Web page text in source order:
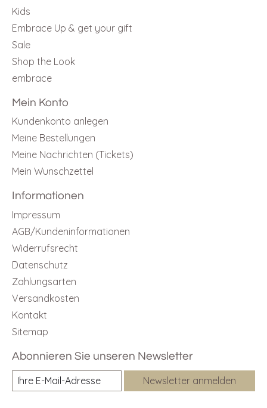
Kids
Embrace Up & get your gift
Sale
Shop the Look
embrace
Mein Konto
Kundenkonto anlegen
Meine Bestellungen
Meine Nachrichten (Tickets)
Mein Wunschzettel
Informationen
Impressum
AGB/Kundeninformationen
Widerrufsrecht
Datenschutz
Zahlungsarten
Versandkosten
Kontakt
Sitemap
Abonnieren Sie unseren Newsletter
Newsletter anmelden